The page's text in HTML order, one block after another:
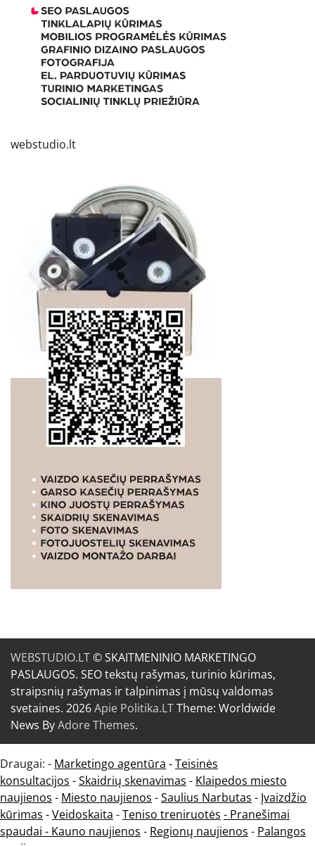
webstudio.lt
WEBSTUDIO.LT© SKAITMENINIO MARKETINGO
PASLAUGOS. SEO tekstų rašymas, turinio kūrimas,
straipsnių rašymas ir talpinimas į mūsų valdomas
svetaines. 2026Apie Politika.LTTheme: Worldwide
News ByAdore Themes.
Draugai: - Marketingo agentūra -Teisinės
konsultacijos -Skaidrių skenavimas - Klaipedos miesto
naujienos - Miesto naujienos -Saulius Narbutas - Įvaizdžio
kūrimas -Veidoskaita -Teniso treniruotės - Pranešimai
spaudai - Kauno naujienos - Regionų naujienos - Palangos